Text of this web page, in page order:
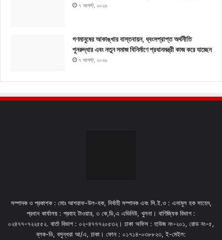
৭ আগস্ট, ২০২৬
গণমানুষের আকাঙ্খার বাস্তবায়ন, ধ্বংসপ্রাপ্ত অর্থনীতি
পুনরুদ্ধার এবং নতুন সমাজ বিনির্মাণে প্রধানমন্ত্রী কাজ করে যাচ্ছেন
৭ আগস্ট, ২০২৬
সম্পাদক ও প্রকাশক : মোঃ আশরাফ-উল-হক, নির্বাহী সম্পাদক এবং সি.ই.ও : এনামুল হক সাহেদ,
প্রধান কার্যালয় : প্রবাহ টাওয়ার, ৩ কে,ডি,এ এভিনিউ, খুলনা। বাণিজ্যিক বিভাগ :
০২৪৭৭-৭২২৫৫২. বার্তা বিভাগ : ০২-৪৭৭৭২০৫৩২। ঢাকা অফিস : হাউজ নং-২০১, রোড নং-৫,
ব্লক-ডি, বসুন্ধরা আ/এ, ঢাকা। ফোন : ০১৭১৪-০৩৮৮২৩, ই-মেইল: